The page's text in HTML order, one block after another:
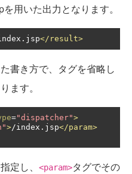
用いた出力となります。
</result>
書き方で、タグを省略し
ます。
="dispatcher">
>/index.jsp</param>
定し、 <param>タグでその